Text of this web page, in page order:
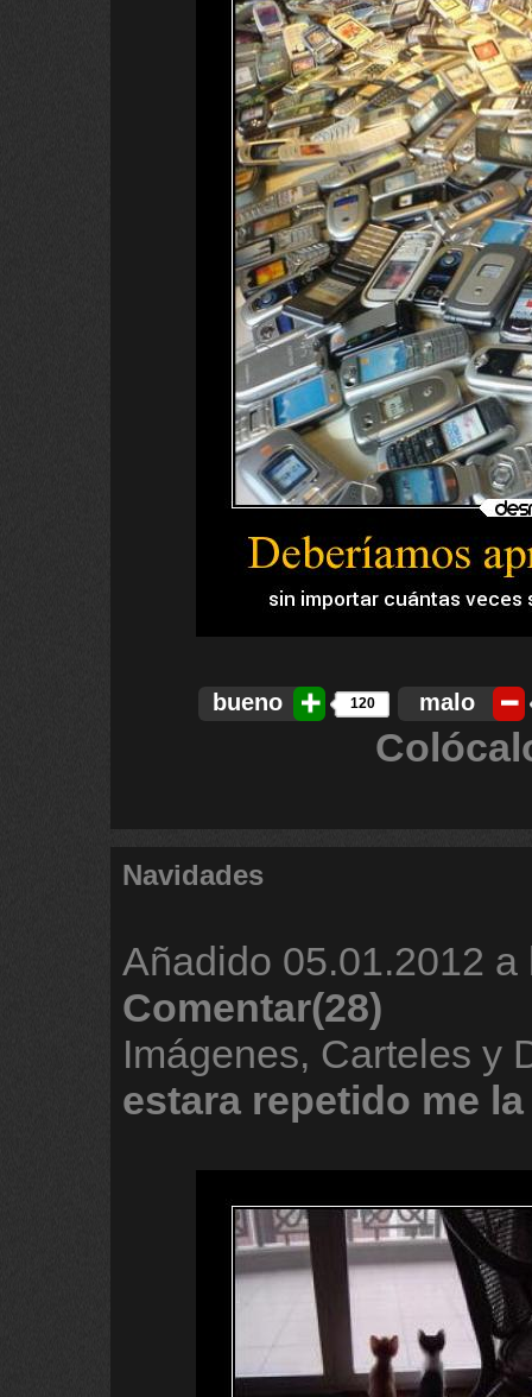
bueno 120 malo
Navidades
Añadido 05.01.2012 a
Comentar(28)
Imágenes, Carteles y
estara repetido me la